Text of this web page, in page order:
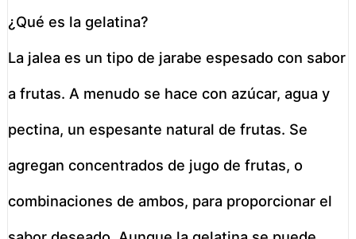
¿Qué es la gelatina?
La jalea es un tipo de jarabe espesado con sabor
a frutas. A menudo se hace con azúcar, agua y
pectina, un espesante natural de frutas. Se
agregan concentrados de jugo de frutas, o
combinaciones de ambos, para proporcionar el